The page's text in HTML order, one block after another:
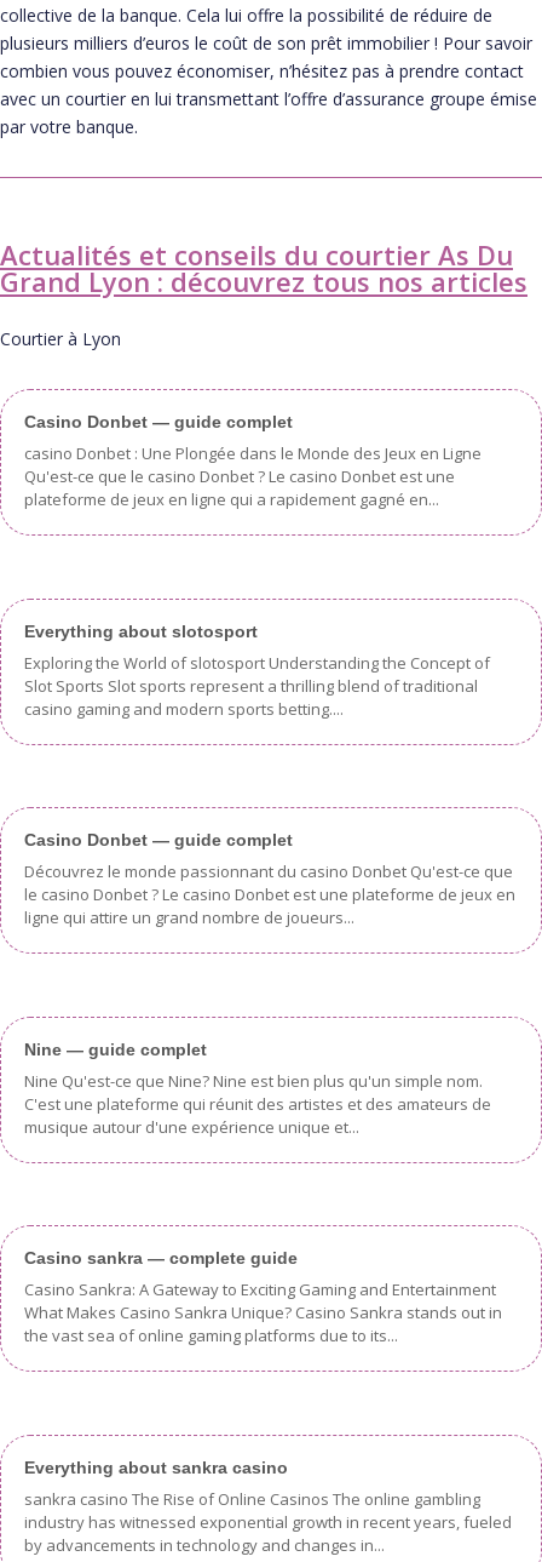
collective de la banque. Cela lui offre la possibilité de réduire de
plusieurs milliers d’euros le coût de son prêt immobilier ! Pour savoir
combien vous pouvez économiser, n’hésitez pas à prendre contact
avec un courtier en lui transmettant l’offre d’assurance groupe émise
par votre banque.
Actualités et conseils du courtier As Du
Grand Lyon : découvrez tous nos articles
Courtier à Lyon
Casino Donbet — guide complet
casino Donbet : Une Plongée dans le Monde des Jeux en Ligne
Qu'est-ce que le casino Donbet ? Le casino Donbet est une
plateforme de jeux en ligne qui a rapidement gagné en...
Everything about slotosport
Exploring the World of slotosport Understanding the Concept of
Slot Sports Slot sports represent a thrilling blend of traditional
casino gaming and modern sports betting....
Casino Donbet — guide complet
Découvrez le monde passionnant du casino Donbet Qu'est-ce que
le casino Donbet ? Le casino Donbet est une plateforme de jeux en
ligne qui attire un grand nombre de joueurs...
Nine — guide complet
Nine Qu'est-ce que Nine? Nine est bien plus qu'un simple nom.
C'est une plateforme qui réunit des artistes et des amateurs de
musique autour d'une expérience unique et...
Casino sankra — complete guide
Casino Sankra: A Gateway to Exciting Gaming and Entertainment
What Makes Casino Sankra Unique? Casino Sankra stands out in
the vast sea of online gaming platforms due to its...
Everything about sankra casino
sankra casino The Rise of Online Casinos The online gambling
industry has witnessed exponential growth in recent years, fueled
by advancements in technology and changes in...